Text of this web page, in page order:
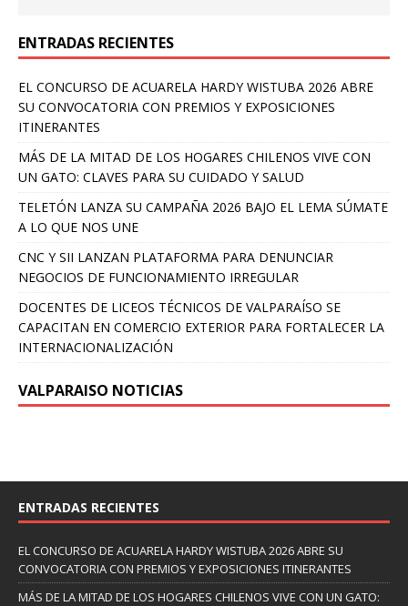
ENTRADAS RECIENTES
EL CONCURSO DE ACUARELA HARDY WISTUBA 2026 ABRE
SU CONVOCATORIA CON PREMIOS Y EXPOSICIONES
ITINERANTES
MÁS DE LA MITAD DE LOS HOGARES CHILENOS VIVE CON
UN GATO: CLAVES PARA SU CUIDADO Y SALUD
TELETÓN LANZA SU CAMPAÑA 2026 BAJO EL LEMA SÚMATE
A LO QUE NOS UNE
CNC Y SII LANZAN PLATAFORMA PARA DENUNCIAR
NEGOCIOS DE FUNCIONAMIENTO IRREGULAR
DOCENTES DE LICEOS TÉCNICOS DE VALPARAÍSO SE
CAPACITAN EN COMERCIO EXTERIOR PARA FORTALECER LA
INTERNACIONALIZACIÓN
VALPARAISO NOTICIAS
ENTRADAS RECIENTES
EL CONCURSO DE ACUARELA HARDY WISTUBA 2026 ABRE SU
CONVOCATORIA CON PREMIOS Y EXPOSICIONES ITINERANTES
MÁS DE LA MITAD DE LOS HOGARES CHILENOS VIVE CON UN GATO: